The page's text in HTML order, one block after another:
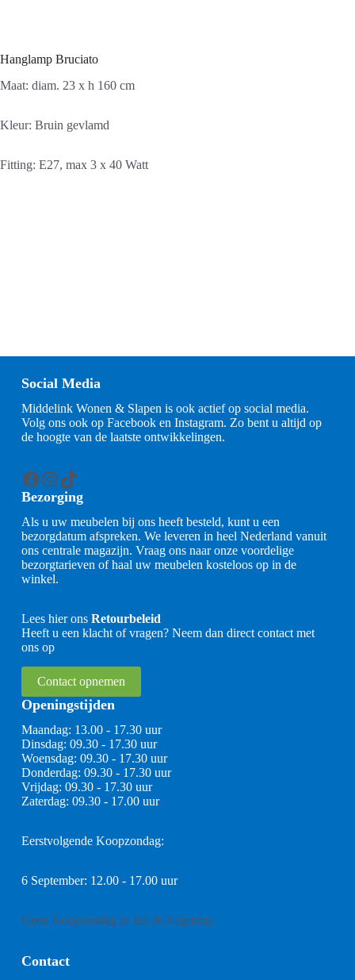
Hanglamp Bruciato
Maat: diam. 23 x h 160 cm
Kleur: Bruin gevlamd
Fitting: E27, max 3 x 40 Watt
Social Media
Middelink Wonen & Slapen is ook actief op social media.
Volg ons ook op Facebook en Instagram. Zo bent u altijd op
de hoogte van de laatste ontwikkelingen.
Facebook
Instagram
TikTok
Bezorging
Als u uw meubelen bij ons heeft besteld, kunt u een
bezorgdatum afspreken. We leveren in heel Nederland vanuit
ons centrale magazijn. Vraag ons naar onze voordelige
bezorgtarieven of haal uw meubelen kosteloos op in de
winkel.
Lees hier ons Retourbeleid
Heeft u een klacht of vragen? Neem dan direct contact met
ons op
Contact opnemen
Openingstijden
Maandag: 13.00 - 17.30 uur
Dinsdag: 09.30 - 17.30 uur
Woensdag: 09.30 - 17.30 uur
Donderdag: 09.30 - 17.30 uur
Vrijdag: 09.30 - 17.30 uur
Zaterdag: 09.30 - 17.00 uur
Eerstvolgende Koopzondag:
6 September: 12.00 - 17.00 uur
Geen Koopzondag in Juli & Augustus
Contact